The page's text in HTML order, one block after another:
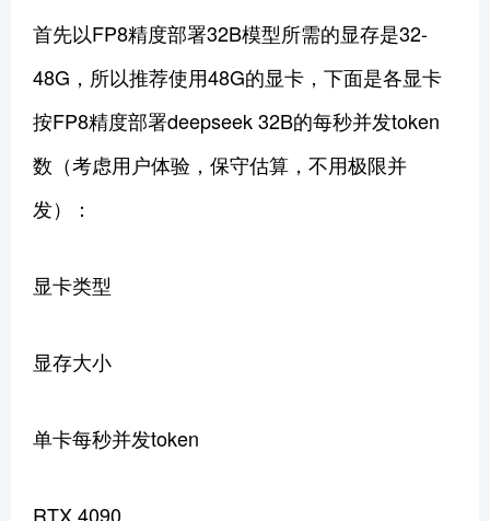
首先以FP8精度部署32B模型所需的显存是32-
48G，所以推荐使用48G的显卡，下面是各显卡
按FP8精度部署deepseek 32B的每秒并发token
数（考虑用户体验，保守估算，不用极限并
发）：
显卡类型
显存大小
单卡每秒并发token
RTX 4090